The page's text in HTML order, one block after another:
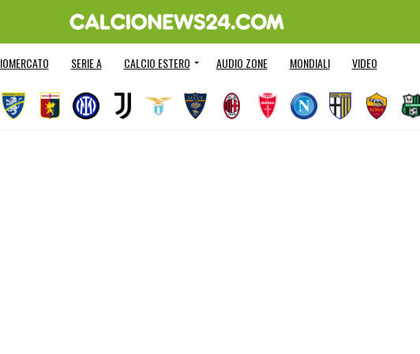
SERIE A CALCIO ESTERO AUDIO ZONE MONDIALI VIDEO